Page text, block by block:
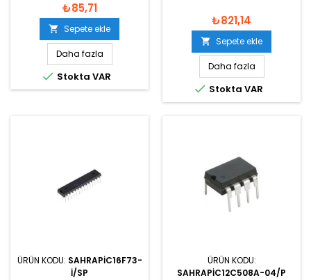
₺85,71
 Sepete ekle
Daha fazla
 Stokta VAR
₺821,14
 Sepete ekle
Daha fazla
 Stokta VAR
ÜRÜN KODU: SAHRAPIC16F73-
I/SP
ÜRÜN KODU:
SAHRAPIC12C508A-04/P